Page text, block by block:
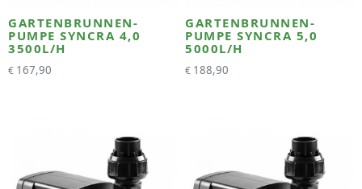
GARTENBRUNNEN-
PUMPE SYNCRA 4,0
3500L/H
€ 167,90
GARTENBRUNNEN-
PUMPE SYNCRA 5,0
5000L/H
€ 188,90